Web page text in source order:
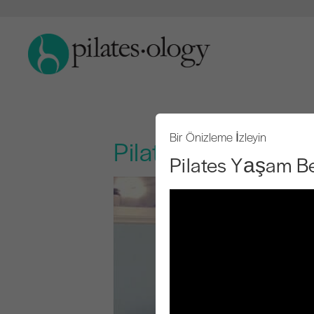
Pilates Yaşam
Bir Önizleme İzleyin
Pilates Yaşam